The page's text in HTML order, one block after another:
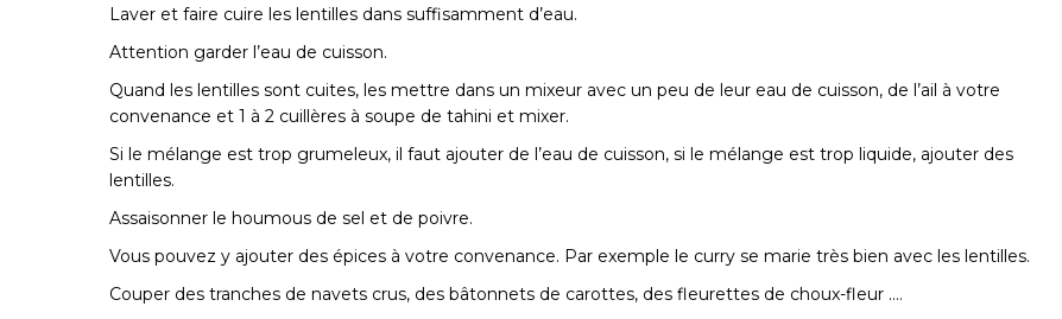
Laver et faire cuire les lentilles dans suffisamment d’eau.
Attention garder l’eau de cuisson.
Quand les lentilles sont cuites, les mettre dans un mixeur avec un peu de leur eau de cuisson, de l’ail à votre
convenance et 1 à 2 cuillères à soupe de tahini et mixer.
Si le mélange est trop grumeleux, il faut ajouter de l’eau de cuisson, si le mélange est trop liquide, ajouter des
lentilles.
Assaisonner le houmous de sel et de poivre.
Vous pouvez y ajouter des épices à votre convenance. Par exemple le curry se marie très bien avec les lentilles.
Couper des tranches de navets crus, des bâtonnets de carottes, des fleurettes de choux-fleur ….